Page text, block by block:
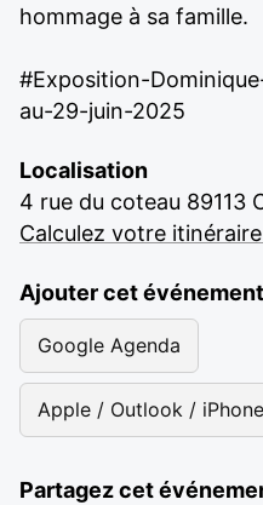
hommage à sa famille.
#Exposition-
au-29-juin-2025
Localisation
4 rue du coteau 89113
Calculez votre
Ajouter cet
Google Agenda
Apple / Outlook /
Partagez cet